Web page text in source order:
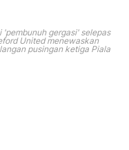
'pembunuh gergasi' selepas
United menewaskan
pusingan ketiga Piala